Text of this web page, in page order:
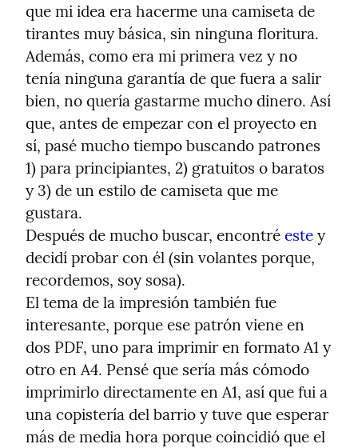
que mi idea era hacerme una camiseta de
tirantes muy básica, sin ninguna floritura.
Además, como era mi primera vez y no
tenía ninguna garantía de que fuera a salir
bien, no quería gastarme mucho dinero. Así
que, antes de empezar con el proyecto en
sí, pasé mucho tiempo buscando patrones
1) para principiantes, 2) gratuitos o baratos
y 3) de un estilo de camiseta que me
gustara.
Después de mucho buscar, encontré este y
decidí probar con él (sin volantes porque,
recordemos, soy sosa).
El tema de la impresión también fue
interesante, porque ese patrón viene en
dos PDF, uno para imprimir en formato A1 y
otro en A4. Pensé que sería más cómodo
imprimirlo directamente en A1, así que fui a
una copistería del barrio y tuve que esperar
más de media hora porque coincidió que el